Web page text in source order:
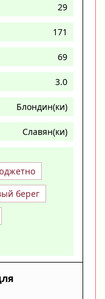
29
171
69
3.0
Блондин(ки)
Славян(ки)
берег